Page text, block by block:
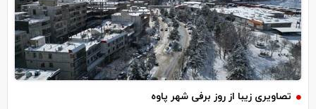
تصاویری زیبا از روز برفی شهر پاوه